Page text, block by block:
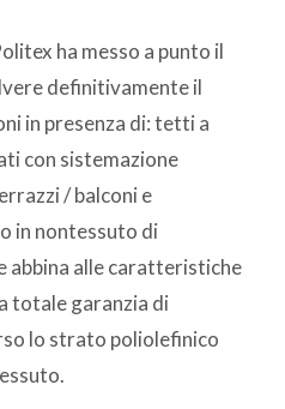
ha messo a punto il
definitivamente il
in presenza di: tetti a
con sistemazione
/ balconi e
in nontessuto di
abbina alle caratteristiche
totale garanzia di
lo strato poliolefinico